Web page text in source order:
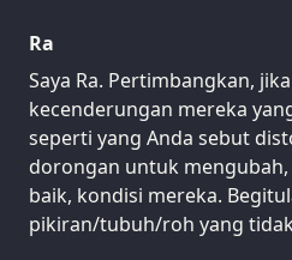
Ra
Saya Ra. Pertimbangkan,
kecenderungan mereka
seperti yang Anda sebut
dorongan untuk
baik, kondisi mereka.
pikiran/tubuh/roh yang